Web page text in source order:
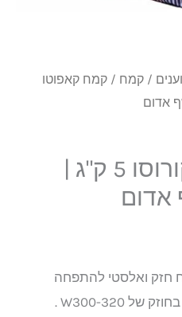
/ קמח / קמח קאפוטו
קמח קאפוטו סקורוסו 5 ק"ג |
אדום
חלבון, קמח חזק ואלסטי להתפחה
בינונית/ארוכה (12-72 שעות) בחוזק של W300-320 .